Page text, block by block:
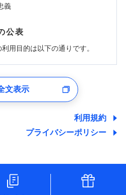
義
公表
用目的は以下の通りです。
理のため
険会社・提携会社の保険その他に
品等の契約を勧奨するため、ま
のため、またそれらに付帯、関
社の商品・サービスをご提案す
ことがあります。）
実施のため
文表示
利用規約
プライバシーポリシー